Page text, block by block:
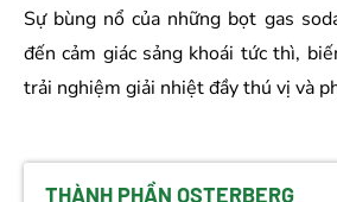
Sự bùng nổ của những bọt gas
đến cảm giác sảng khoái tức thì,
trải nghiệm giải nhiệt đầy thú vị và
THÀNH PHẦN OSTERBERG